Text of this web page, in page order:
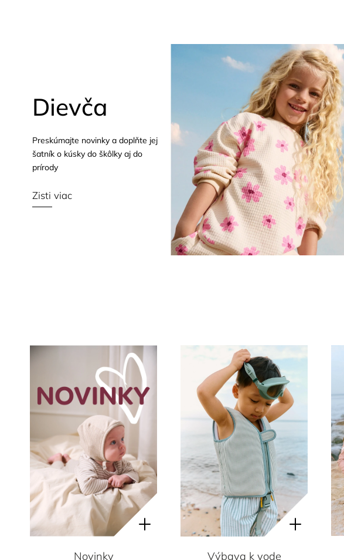
Dievča
Preskúmajte novinky a doplňte jej
šatník o kúsky do škôlky aj do
prírody
Zisti viac
Novinky Výbava k vode